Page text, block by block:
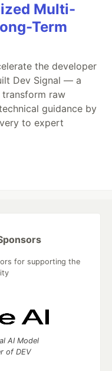
Multi-
Term
the developer
Dev Signal — a
raw
guidance by
to expert
for supporting the
AI Model
of DEV